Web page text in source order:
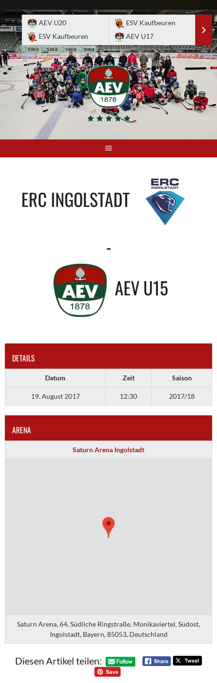
to
content
AEV U20
ESV Kaufbeuren
ESV Kaufbeuren
AEV U17
ERC INGOLSTADT
-
AEV U15
DETAILS
Datum Zeit Saison
19. August 2017 12:30 2017/18
ARENA
Saturn Arena Ingolstadt
Saturn Arena, 64, Südliche Ringstraße, Monikaviertel, Südost,
Ingolstadt, Bayern, 85053, Deutschland
Diesen Artikel teilen: